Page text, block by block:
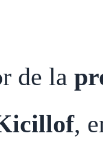
de la
,